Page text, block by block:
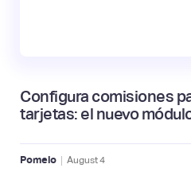
Configura comisiones
tarjetas: el nuevo
Pomelo | August4